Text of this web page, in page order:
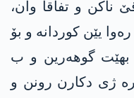
ناکن و تفاقا وان،
یێن کوردانە و بۆ
گوھەرین و ب
ژی دکارن رونن و